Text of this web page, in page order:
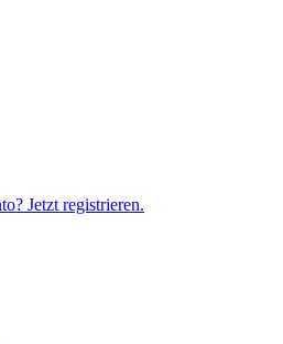
Jetzt registrieren.